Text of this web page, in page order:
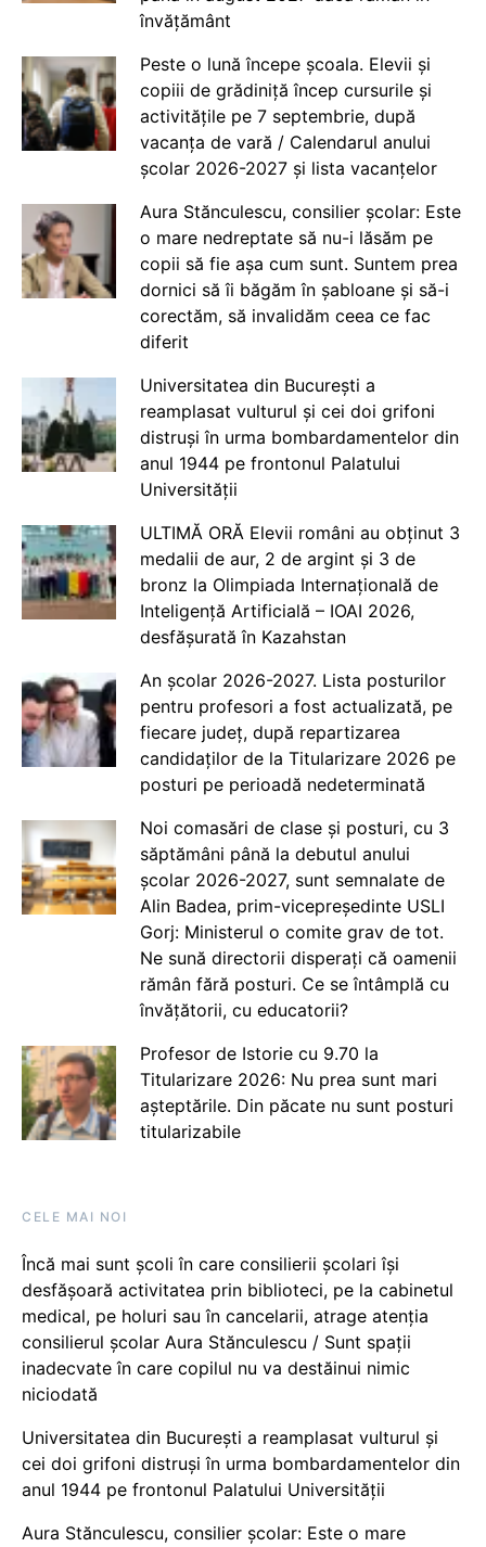
învățământ
Peste o lună începe școala. Elevii și
copiii de grădiniță încep cursurile și
activitățile pe 7 septembrie, după
vacanța de vară / Calendarul anului
școlar 2026-2027 și lista vacanțelor
Aura Stănculescu, consilier școlar: Este
o mare nedreptate să nu-i lăsăm pe
copii să fie așa cum sunt. Suntem prea
dornici să îi băgăm în șabloane și să-i
corectăm, să invalidăm ceea ce fac
diferit
Universitatea din București a
reamplasat vulturul și cei doi grifoni
distruși în urma bombardamentelor din
anul 1944 pe frontonul Palatului
Universității
ULTIMĂ ORĂ Elevii români au obținut 3
medalii de aur, 2 de argint și 3 de
bronz la Olimpiada Internațională de
Inteligență Artificială – IOAI 2026,
desfășurată în Kazahstan
An școlar 2026-2027. Lista posturilor
pentru profesori a fost actualizată, pe
fiecare județ, după repartizarea
candidaților de la Titularizare 2026 pe
posturi pe perioadă nedeterminată
Noi comasări de clase și posturi, cu 3
săptămâni până la debutul anului
școlar 2026-2027, sunt semnalate de
Alin Badea, prim-vicepreședinte USLI
Gorj: Ministerul o comite grav de tot.
Ne sună directorii disperați că oamenii
rămân fără posturi. Ce se întâmplă cu
învățătorii, cu educatorii?
Profesor de Istorie cu 9.70 la
Titularizare 2026: Nu prea sunt mari
așteptările. Din păcate nu sunt posturi
titularizabile
CELE MAI NOI
Încă mai sunt școli în care consilierii școlari își
desfășoară activitatea prin biblioteci, pe la cabinetul
medical, pe holuri sau în cancelarii, atrage atenția
consilierul școlar Aura Stănculescu / Sunt spații
inadecvate în care copilul nu va destăinui nimic
niciodată
Universitatea din București a reamplasat vulturul și
cei doi grifoni distruși în urma bombardamentelor din
anul 1944 pe frontonul Palatului Universității
Aura Stănculescu, consilier școlar: Este o mare